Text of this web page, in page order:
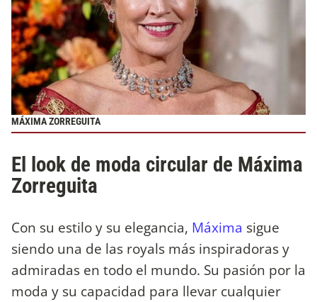
MÁXIMA ZORREGUITA
El look de moda circular de Máxima
Zorreguita
Con su estilo y su elegancia, Máxima sigue
siendo una de las royals más inspiradoras y
admiradas en todo el mundo. Su pasión por la
moda y su capacidad para llevar cualquier